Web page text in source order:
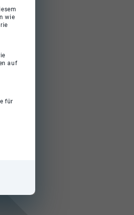
wie
auf
für